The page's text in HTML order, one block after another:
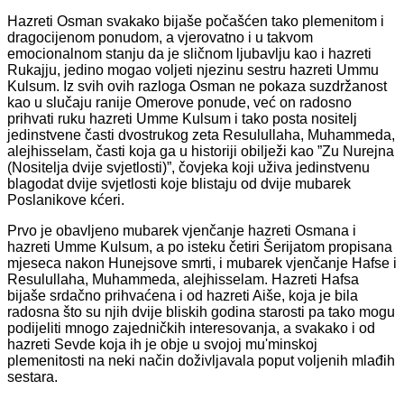
Hazreti Osman svakako bijaše počašćen tako plemenitom i
dragocijenom ponudom, a vjerovatno i u takvom
emocionalnom stanju da je sličnom ljubavlju kao i hazreti
Rukajju, jedino mogao voljeti njezinu sestru hazreti Ummu
Kulsum. Iz svih ovih razloga Osman ne pokaza suzdržanost
kao u slučaju ranije Omerove ponude, već on radosno
prihvati ruku hazreti Umme Kulsum i tako posta nositelj
jedinstvene časti dvostrukog zeta Resulullaha, Muhammeda,
alejhisselam, časti koja ga u historiji obilježi kao ”Zu Nurejna
(Nositelja dvije svjetlosti)”, čovjeka koji uživa jedinstvenu
blagodat dvije svjetlosti koje blistaju od dvije mubarek
Poslanikove kćeri.
Prvo je obavljeno mubarek vjenčanje hazreti Osmana i
hazreti Umme Kulsum, a po isteku četiri Šerijatom propisana
mjeseca nakon Hunejsove smrti, i mubarek vjenčanje Hafse i
Resulullaha, Muhammeda, alejhisselam. Hazreti Hafsa
bijaše srdačno prihvaćena i od hazreti Aiše, koja je bila
radosna što su njih dvije bliskih godina starosti pa tako mogu
podijeliti mnogo zajedničkih interesovanja, a svakako i od
hazreti Sevde koja ih je obje u svojoj mu'minskoj
plemenitosti na neki način doživljavala poput voljenih mlađih
sestara.